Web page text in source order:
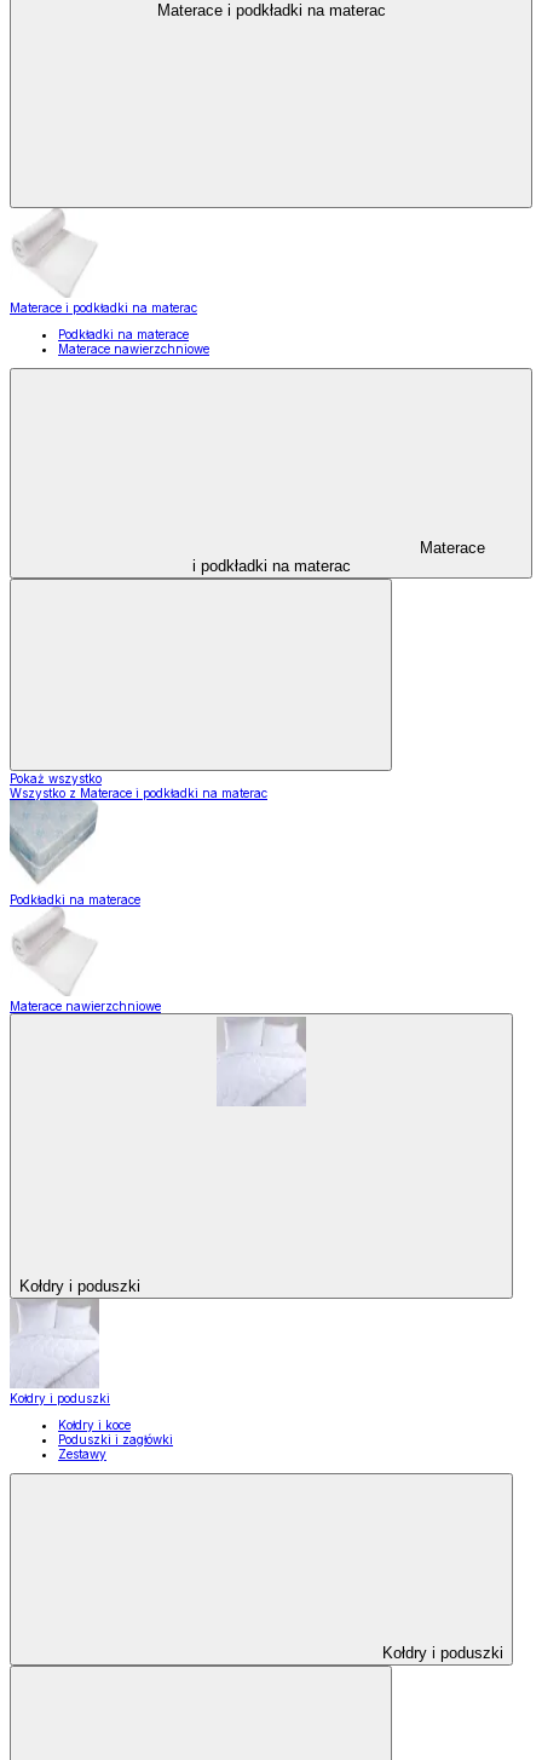
Materace i podkładki na materac
Materace i podkładki na materac
Podkładki na materace
Materace nawierzchniowe
Materace
i podkładki na materac
Pokaż wszystko
Wszystko z Materace i podkładki na materac
Podkładki na materace
Materace nawierzchniowe
Kołdry i poduszki
Kołdry i poduszki
Kołdry i koce
Poduszki i zagłówki
Zestawy
Kołdry i poduszki